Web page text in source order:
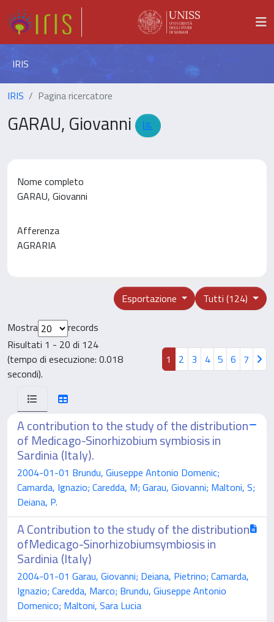
IRIS
IRIS Pagina ricercatore
GARAU, Giovanni
Nome completo
GARAU, Giovanni
Afferenza
AGRARIA
Tutti (124)
Esportazione
Mostra
records
Risultati 1 - 20 di 124
(tempo di esecuzione: 0.018
secondi).
1 2 3 4 5 6 7
A contribution to the study of the distribution
of Medicago-Sinorhizobium symbiosis in
Sardinia (Italy).
2004-01-01 Brundu, Giuseppe Antonio Domenic;
Camarda, Ignazio; Caredda, M; Garau, Giovanni; Maltoni, S;
Deiana, P.
A Contribution to the study of the distribution
ofMedicago-Sinorhizobiumsymbiosis in
Sardinia (Italy)
2004-01-01 Garau, Giovanni; Deiana, Pietrino; Camarda,
Ignazio; Caredda, Marco; Brundu, Giuseppe Antonio
Domenico; Maltoni, Sara Lucia